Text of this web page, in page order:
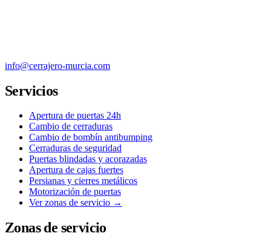
info@cerrajero-murcia.com
Servicios
Apertura de puertas 24h
Cambio de cerraduras
Cambio de bombín antibumping
Cerraduras de seguridad
Puertas blindadas y acorazadas
Apertura de cajas fuertes
Persianas y cierres metálicos
Motorización de puertas
Ver zonas de servicio →
Zonas de servicio